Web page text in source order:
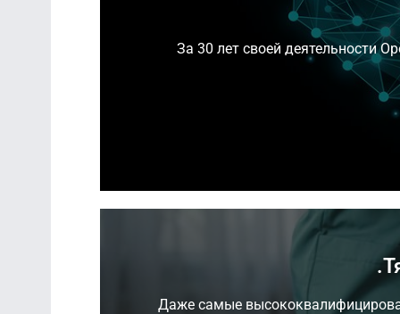
За 30 лет своей деятельности
Даже самые